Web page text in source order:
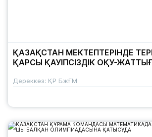
ҚАЗАҚСТАН МЕКТЕПТЕРІНДЕ
ҚАРСЫ ҚАУІПСІЗДІК ОҚУ-
Дереккөз: ҚР БжҒМ